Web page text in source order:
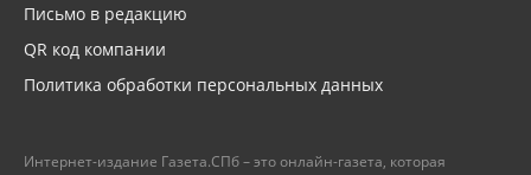
Письмо в редакцию
QR код компании
Политика обработки персональных данных
Интернет-издание Газета.СПб – это онлайн-газета, которая